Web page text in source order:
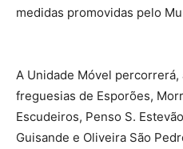
medidas promovidas pelo
A Unidade Móvel percorrerá,
freguesias de Esporões,
Escudeiros, Penso S.
Guisande e Oliveira São